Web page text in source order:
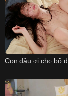
Con dâu ơi cho bố